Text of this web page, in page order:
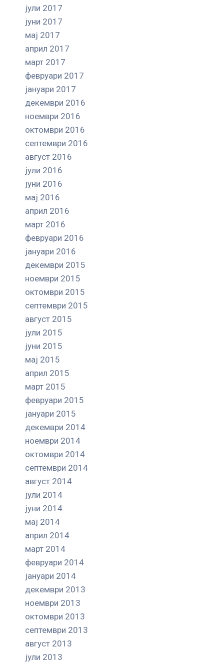
јули 2017
јуни 2017
мај 2017
април 2017
март 2017
февруари 2017
јануари 2017
декември 2016
ноември 2016
октомври 2016
септември 2016
август 2016
јули 2016
јуни 2016
мај 2016
април 2016
март 2016
февруари 2016
јануари 2016
декември 2015
ноември 2015
октомври 2015
септември 2015
август 2015
јули 2015
јуни 2015
мај 2015
април 2015
март 2015
февруари 2015
јануари 2015
декември 2014
ноември 2014
октомври 2014
септември 2014
август 2014
јули 2014
јуни 2014
мај 2014
април 2014
март 2014
февруари 2014
јануари 2014
декември 2013
ноември 2013
октомври 2013
септември 2013
август 2013
јули 2013